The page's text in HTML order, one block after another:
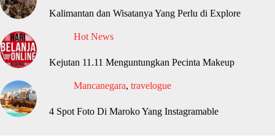
Kalimantan dan Wisatanya Yang Perlu di Explore
Hot News
Kejutan 11.11 Menguntungkan Pecinta Makeup
Mancanegara, travelogue
4 Spot Foto Di Maroko Yang Instagramable